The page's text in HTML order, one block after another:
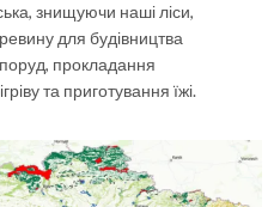
знищуючи наші ліси,
для будівництва
прокладання
та приготування їжі.